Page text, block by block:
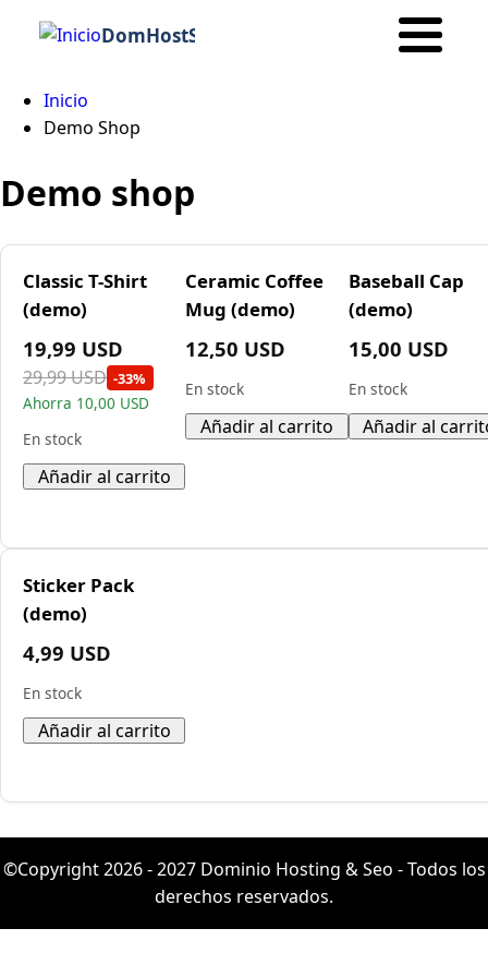
DomHostSeo
Ruta
navegación
Inicio
Demo Shop
Demo shop
Classic T-Shirt
(demo)
19,99 USD
29,99 USD -33%
Ahorra 10,00 USD
En stock
Ceramic Coffee
Mug (demo)
12,50 USD
En stock
Baseball Cap
(demo)
15,00 USD
En stock
Sticker Pack
(demo)
4,99 USD
En stock
©Copyright 2026 - 2027 Dominio Hosting & Seo - Todos los
derechos reservados.